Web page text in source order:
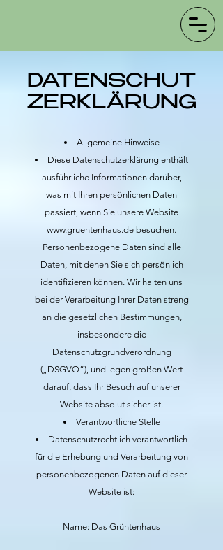
DATENSCHUT
ZERKLÄRUNG
Allgemeine Hinweise
Diese Datenschutzerklärung enthält
ausführliche Informationen darüber,
was mit Ihren persönlichen Daten
passiert, wenn Sie unsere Website
www.gruentenhaus.de besuchen.
Personenbezogene Daten sind alle
Daten, mit denen Sie sich persönlich
identifizieren können. Wir halten uns
bei der Verarbeitung Ihrer Daten streng
an die gesetzlichen Bestimmungen,
insbesondere die
Datenschutzgrundverordnung
(„DSGVO“), und legen großen Wert
darauf, dass Ihr Besuch auf unserer
Website absolut sicher ist.
Verantwortliche Stelle
Datenschutzrechtlich verantwortlich
für die Erhebung und Verarbeitung von
personenbezogenen Daten auf dieser
Website ist:
Name: Das Grüntenhaus